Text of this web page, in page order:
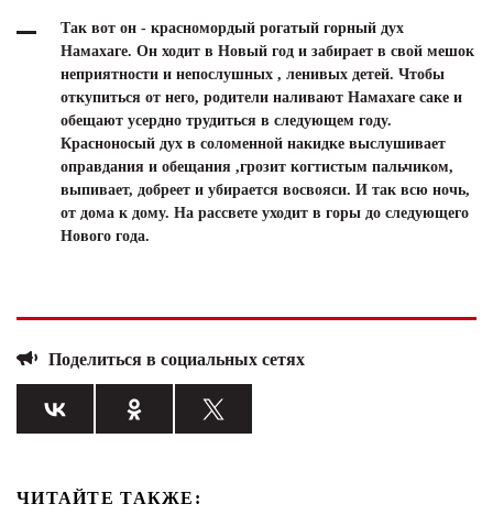
Так вот он - красномордый рогатый горный дух
Намахаге. Он ходит в Новый год и забирает в свой мешок
неприятности и непослушных , ленивых детей. Чтобы
откупиться от него, родители наливают Намахаге саке и
обещают усердно трудиться в следующем году.
Красноносый дух в соломенной накидке выслушивает
оправдания и обещания ,грозит когтистым пальчиком,
выпивает, добреет и убирается восвояси. И так всю ночь,
от дома к дому. На рассвете уходит в горы до следующего
Нового года.
Поделиться в социальных сетях
ЧИТАЙТЕ ТАКЖЕ: